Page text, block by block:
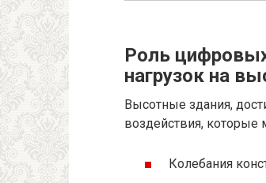
Роль
нагрузок на
Высотные здания,
воздействия, которые
Колебания